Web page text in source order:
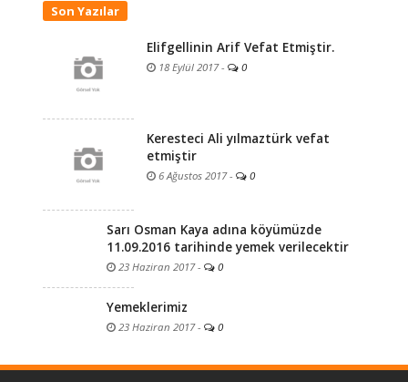
Son Yazılar
Elifgellinin Arif Vefat Etmiştir.
18 Eylül 2017- 0
Keresteci Ali yılmaztürk vefat
etmiştir
6 Ağustos 2017- 0
Sarı Osman Kaya adına köyümüzde
11.09.2016 tarihinde yemek verilecektir
23 Haziran 2017- 0
Yemeklerimiz
23 Haziran 2017- 0